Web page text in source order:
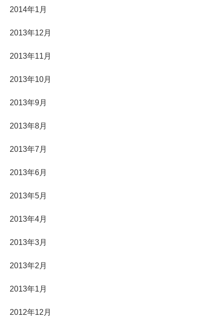
2014年1月
2013年12月
2013年11月
2013年10月
2013年9月
2013年8月
2013年7月
2013年6月
2013年5月
2013年4月
2013年3月
2013年2月
2013年1月
2012年12月